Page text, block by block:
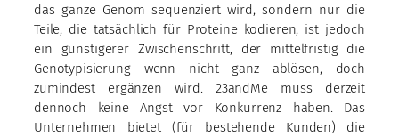
das ganze Genom sequenziert wird, sondern nur die
Teile, die tatsächlich für Proteine kodieren, ist jedoch
ein günstigerer Zwischenschritt, der mittelfristig die
Genotypisierung wenn nicht ganz ablösen, doch
zumindest ergänzen wird. 23andMe muss derzeit
dennoch keine Angst vor Konkurrenz haben. Das
Unternehmen bietet (für bestehende Kunden) die